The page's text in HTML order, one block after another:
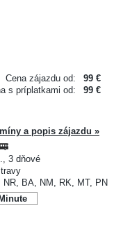
Cena zájazdu od:
99 €
s príplatkami od:
99 €
a popis zájazdu »
3 dňové
BA, NM, RK, MT, PN